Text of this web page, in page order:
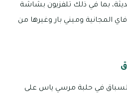
بما في ذلك تلفزيون بشاشة
المجانية وميني بار وغيرها من
في حلبة مرسي ياس على